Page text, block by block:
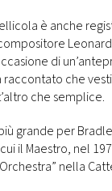
è anche
Leonard
di
raccontato che
che semplice.
grande per
il Maestro, nel
nella